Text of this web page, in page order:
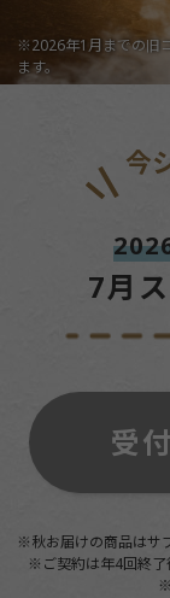
※2026年1月までの旧
ます。
今
7月
受
※秋お届けの商品はサ
※ご契約は年4回終了